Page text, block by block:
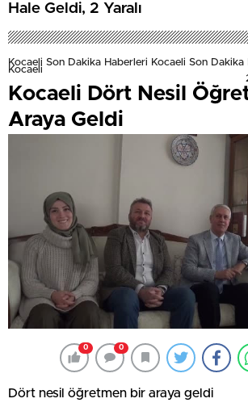
Hale Geldi, 2 Yaralı
Kocaeli Son Dakika Haberleri Kocaeli Son Dakika
Kocaeli
Kocaeli Dört Nesil
Araya Geldi
0 0
Dört nesil öğretmen bir araya geldi